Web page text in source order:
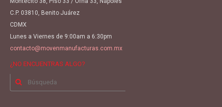
C.P. 03810, Benito Juárez
CDMX
Lunes a Viernes de 9:00am a 6:30pm
contacto@movenmanufacturas.com.mx
¿NO ENCUENTRAS ALGO?
Buscar